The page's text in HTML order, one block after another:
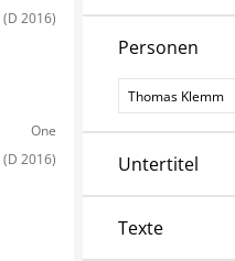
(D 2016)
One
(D 2016)
Personen
Personen
Untertitel
Texte